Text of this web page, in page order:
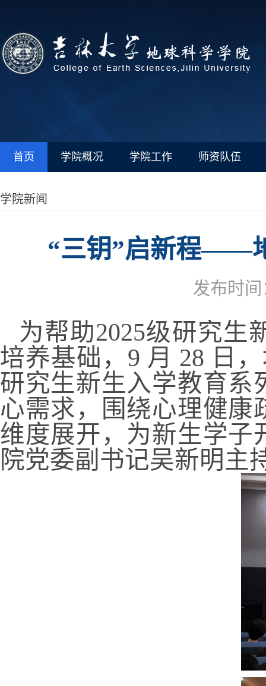
首页 学院概况 学院工作 师资队伍
学院新闻
“三钥”启新程——
发布时间
为帮助2025级研究生
培养基础，9 月 28 日
研究生新生入学教育系
心需求，围绕心理健康
维度展开，为新生学子
院党委副书记吴新明主